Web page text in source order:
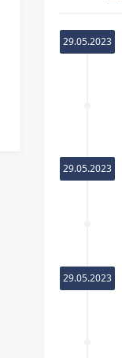
29.05.2023
29.05.2023
29.05.2023